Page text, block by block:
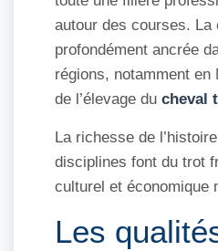
autour des courses.
profondément ancrée
régions, notamment en
de l’élevage du cheval
La richesse de
disciplines font du trot
culturel et économique
Les